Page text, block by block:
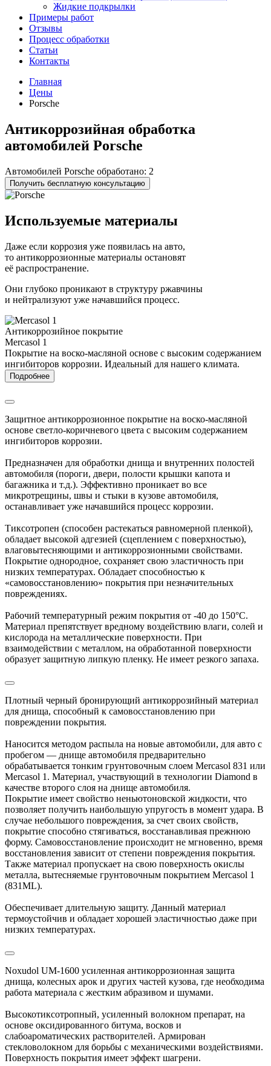
Жидкие подкрылки
Примеры работ
Отзывы
Процесс обработки
Статьи
Контакты
Главная
Цены
Porsche
Антикоррозийная обработка
автомобилей Porsche
Автомобилей Porsche обработано: 2
Получить бесплатную консультацию
Используемые материалы
Даже если коррозия уже появилась на авто,
то антикоррозионные материалы остановят
её распространение.
Они глубоко проникают в структуру ржавчины
и нейтрализуют уже начавшийся процесс.
Антикоррозийное покрытие
Mercasol 1
Покрытие на воско-масляной основе с высоким содержанием
ингибиторов коррозии. Идеальный для нашего климата.
Подробнее
Защитное антикоррозионное покрытие на воско-масляной
основе светло-коричневого цвета с высоким содержанием
ингибиторов коррозии.
Предназначен для обработки днища и внутренних полостей
автомобиля (пороги, двери, полости крышки капота и
багажника и т.д.). Эффективно проникает во все
микротрещины, швы и стыки в кузове автомобиля,
останавливает уже начавшийся процесс коррозии.
Тиксотропен (способен растекаться равномерной пленкой),
обладает высокой адгезией (сцеплением с поверхностью),
влаговытесняющими и антикоррозионными свойствами.
Покрытие однородное, сохраняет свою эластичность при
низких температурах. Обладает способностью к
«самовосстановлению» покрытия при незначительных
повреждениях.
Рабочий температурный режим покрытия от -40 до 150°С.
Материал препятствует вредному воздействию влаги, солей и
кислорода на металлические поверхности. При
взаимодействии с металлом, на обработанной поверхности
образует защитную липкую пленку. Не имеет резкого запаха.
Плотный черный бронирующий антикоррозийный материал
для днища, способный к самовосстановлению при
повреждении покрытия.
Наносится методом распыла на новые автомобили, для авто с
пробегом — днище автомобиля предварительно
обрабатывается тонким грунтовочным слоем Mercasol 831 или
Mercasol 1. Материал, участвующий в технологии Diamond в
качестве второго слоя на днище автомобиля.
Покрытие имеет свойство неньютоновской жидкости, что
позволяет получить наибольшую упругость в момент удара. В
случае небольшого повреждения, за счет своих свойств,
покрытие способно стягиваться, восстанавливая прежнюю
форму. Самовосстановление происходит не мгновенно, время
восстановления зависит от степени повреждения покрытия.
Также материал пропускает на свою поверхность окислы
металла, вытесняемые грунтовочным покрытием Mercasol 1
(831ML).
Обеспечивает длительную защиту. Данный материал
термоустойчив и обладает хорошей эластичностью даже при
низких температурах.
Noxudol UM-1600 усиленная антикоррозионная защита
днища, колесных арок и других частей кузова, где необходима
работа материала с жестким абразивом и шумами.
Высокотиксотропный, усиленный волокном препарат, на
основе оксидированного битума, восков и
слабоароматических растворителей. Армирован
стекловолокном для борьбы с механическими воздействиями.
Поверхность покрытия имеет эффект шагрени.